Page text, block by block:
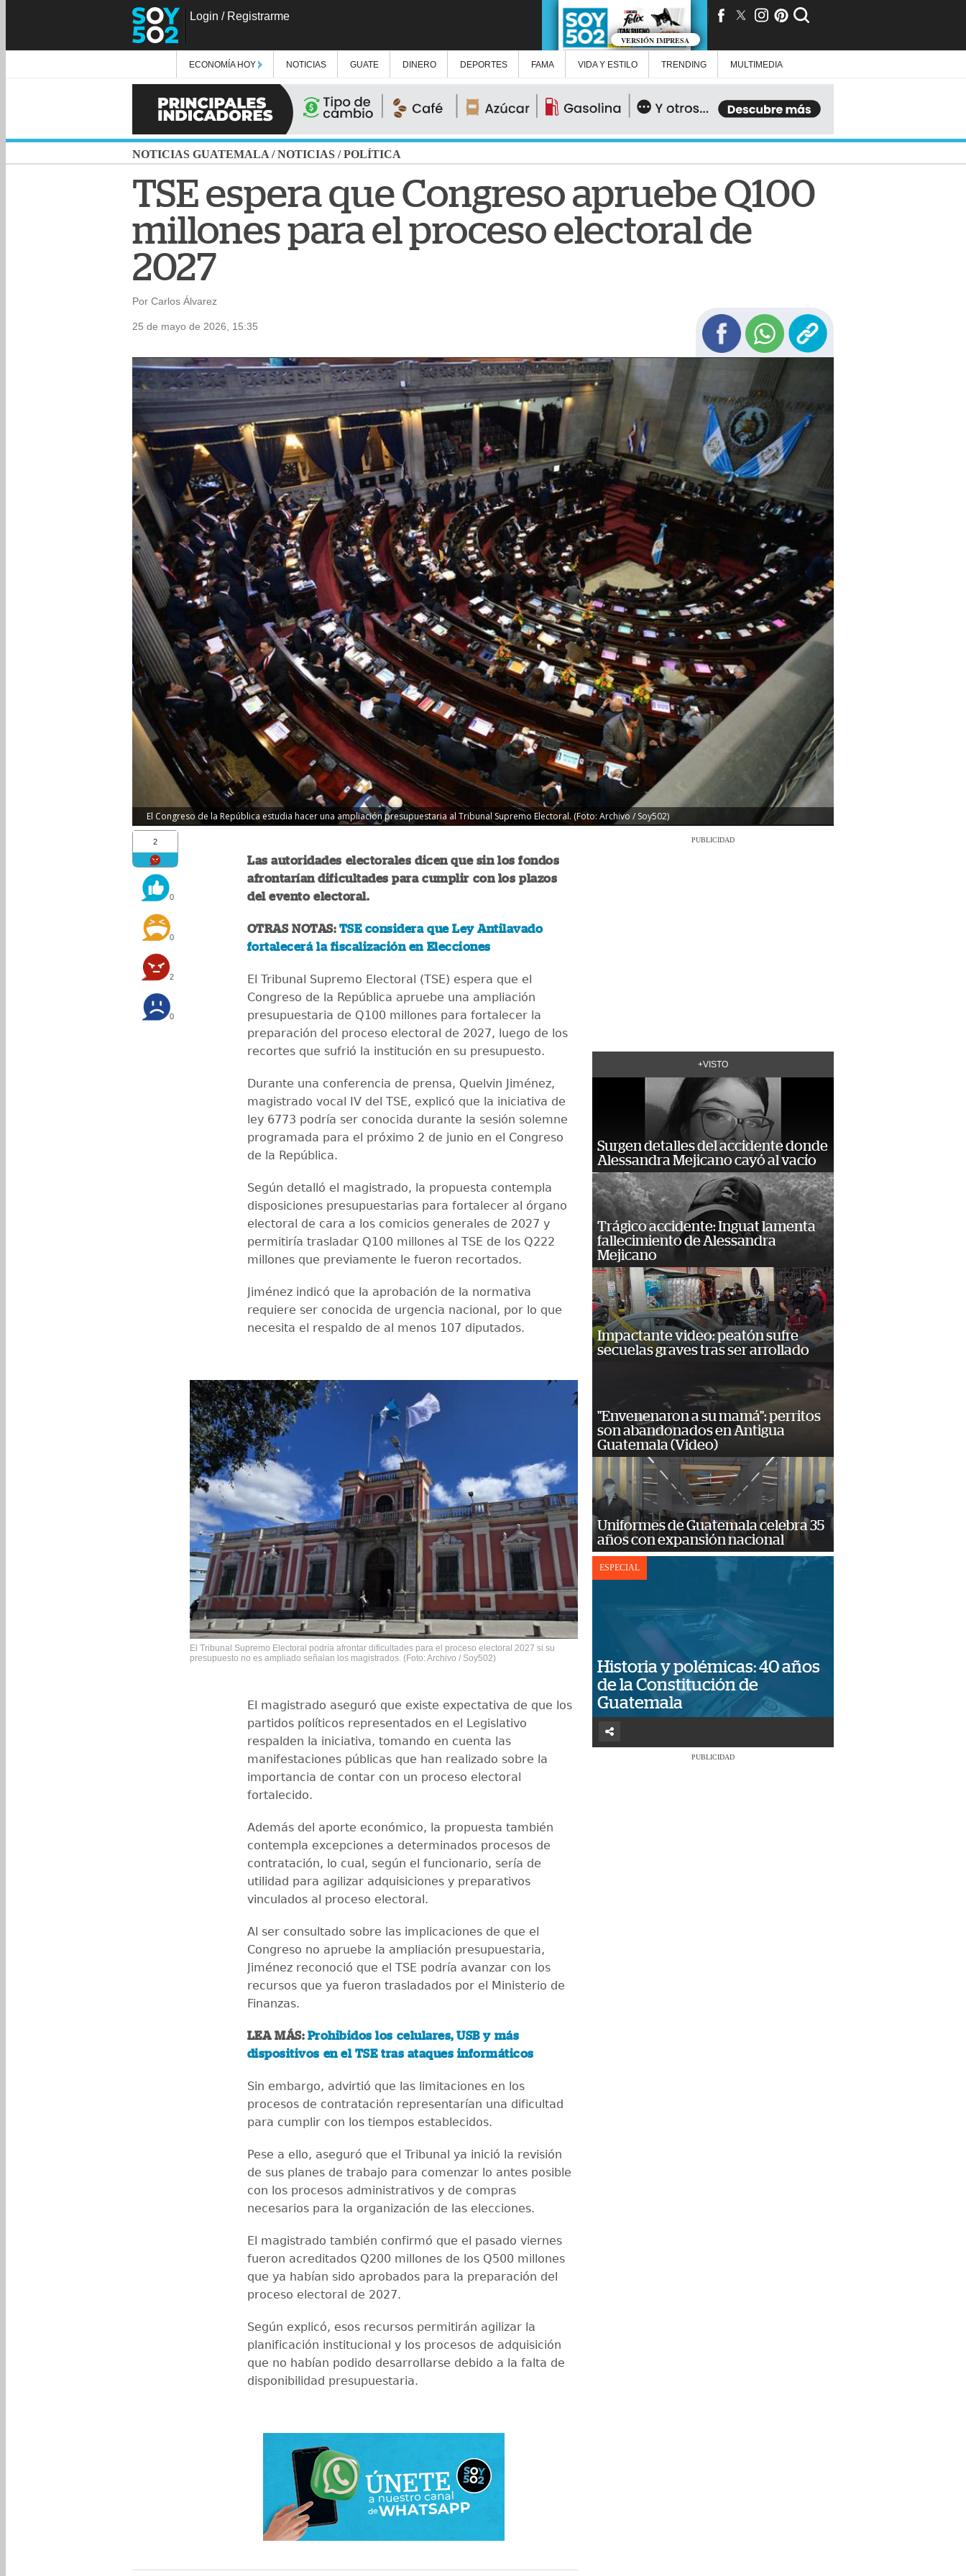
Login / Registrarme
VERSIÓN IMPRESA
ECONOMÍA HOY NOTICIAS GUATE DINERO DEPORTES FAMA VIDA Y ESTILO TRENDING MULTIMEDIA
NOTICIAS GUATEMALA /NOTICIAS /POLÍTICA
TSE espera que Congreso apruebe Q100
millones para el proceso electoral de
2027
Por Carlos Álvarez
25 de mayo de 2026, 15:35
El Congreso de la República estudia hacer una ampliación presupuestaria al Tribunal Supremo Electoral. (Foto: Archivo / Soy502)
2
0
0
2
0
Las autoridades electorales dicen que sin los fondos
afrontarían dificultades para cumplir con los plazos
del evento electoral.
OTRAS NOTAS: TSE considera que Ley Antilavado
fortalecerá la fiscalización en Elecciones
El Tribunal Supremo Electoral (TSE) espera que el
Congreso de la República apruebe una ampliación
presupuestaria de Q100 millones para fortalecer la
preparación del proceso electoral de 2027, luego de los
recortes que sufrió la institución en su presupuesto.
Durante una conferencia de prensa, Quelvin Jiménez,
magistrado vocal IV del TSE, explicó que la iniciativa de
ley 6773 podría ser conocida durante la sesión solemne
programada para el próximo 2 de junio en el Congreso
de la República.
Según detalló el magistrado, la propuesta contempla
disposiciones presupuestarias para fortalecer al órgano
electoral de cara a los comicios generales de 2027 y
permitiría trasladar Q100 millones al TSE de los Q222
millones que previamente le fueron recortados.
Jiménez indicó que la aprobación de la normativa
requiere ser conocida de urgencia nacional, por lo que
necesita el respaldo de al menos 107 diputados.
El Tribunal Supremo Electoral podría afrontar dificultades para el proceso electoral 2027 si su
presupuesto no es ampliado señalan los magistrados. (Foto: Archivo / Soy502)
El magistrado aseguró que existe expectativa de que los
partidos políticos representados en el Legislativo
respalden la iniciativa, tomando en cuenta las
manifestaciones públicas que han realizado sobre la
importancia de contar con un proceso electoral
fortalecido.
Además del aporte económico, la propuesta también
contempla excepciones a determinados procesos de
contratación, lo cual, según el funcionario, sería de
utilidad para agilizar adquisiciones y preparativos
vinculados al proceso electoral.
Al ser consultado sobre las implicaciones de que el
Congreso no apruebe la ampliación presupuestaria,
Jiménez reconoció que el TSE podría avanzar con los
recursos que ya fueron trasladados por el Ministerio de
Finanzas.
LEA MÁS: Prohibidos los celulares, USB y más
dispositivos en el TSE tras ataques informáticos
Sin embargo, advirtió que las limitaciones en los
procesos de contratación representarían una dificultad
para cumplir con los tiempos establecidos.
Pese a ello, aseguró que el Tribunal ya inició la revisión
de sus planes de trabajo para comenzar lo antes posible
con los procesos administrativos y de compras
necesarios para la organización de las elecciones.
El magistrado también confirmó que el pasado viernes
fueron acreditados Q200 millones de los Q500 millones
que ya habían sido aprobados para la preparación del
proceso electoral de 2027.
Según explicó, esos recursos permitirán agilizar la
planificación institucional y los procesos de adquisición
que no habían podido desarrollarse debido a la falta de
disponibilidad presupuestaria.
PUBLICIDAD
+VISTO
Surgen detalles del accidente donde
Alessandra Mejicano cayó al vacío
Trágico accidente: Inguat lamenta
fallecimiento de Alessandra
Mejicano
Impactante video: peatón sufre
secuelas graves tras ser arrollado
"Envenenaron a su mamá": perritos
son abandonados en Antigua
Guatemala (Video)
Uniformes de Guatemala celebra 35
años con expansión nacional
ESPECIAL
Historia y polémicas: 40 años
de la Constitución de
Guatemala
PUBLICIDAD